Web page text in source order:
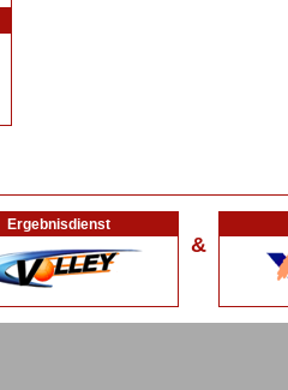
Ergebnisdienst
&